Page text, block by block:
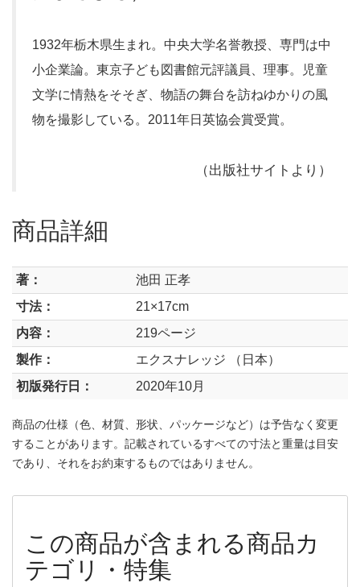
1932年栃木県生まれ。中央大学名誉教授、専門は中
小企業論。東京子ども図書館元評議員、理事。児童
文学に情熱をそそぎ、物語の舞台を訪ねゆかりの風
物を撮影している。2011年日英協会賞受賞。
（出版社サイトより）
商品詳細
著：
池田 正孝
寸法：
21×17cm
内容：
219ページ
製作：
エクスナレッジ （日本）
初版発行日：
2020年10月
商品の仕様（色、材質、形状、パッケージなど）は予告なく変更
することがあります。記載されているすべての寸法と重量は目安
であり、それをお約束するものではありません。
この商品が含まれる商品カ
テゴリ・特集